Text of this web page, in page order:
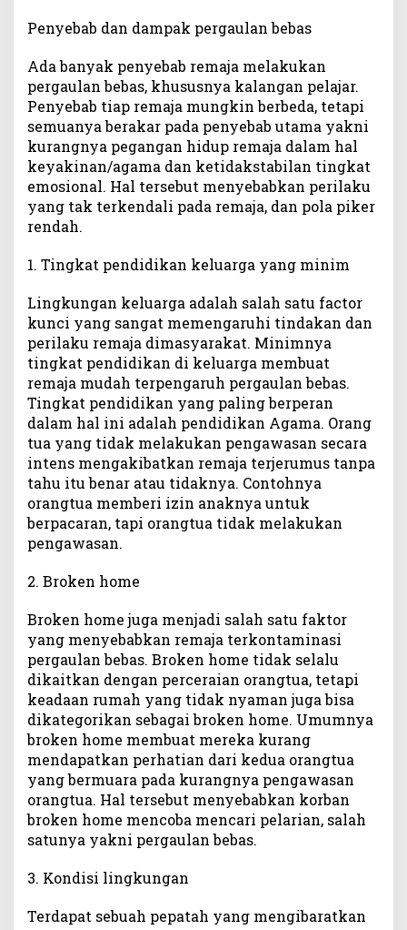
Penyebab dan dampak pergaulan bebas
Ada banyak penyebab remaja melakukan
pergaulan bebas, khususnya kalangan pelajar.
Penyebab tiap remaja mungkin berbeda, tetapi
semuanya berakar pada penyebab utama yakni
kurangnya pegangan hidup remaja dalam hal
keyakinan/agama dan ketidakstabilan tingkat
emosional. Hal tersebut menyebabkan perilaku
yang tak terkendali pada remaja, dan pola piker
rendah.
1. Tingkat pendidikan keluarga yang minim
Lingkungan keluarga adalah salah satu factor
kunci yang sangat memengaruhi tindakan dan
perilaku remaja dimasyarakat. Minimnya
tingkat pendidikan di keluarga membuat
remaja mudah terpengaruh pergaulan bebas.
Tingkat pendidikan yang paling berperan
dalam hal ini adalah pendidikan Agama. Orang
tua yang tidak melakukan pengawasan secara
intens mengakibatkan remaja terjerumus tanpa
tahu itu benar atau tidaknya. Contohnya
orangtua memberi izin anaknya untuk
berpacaran, tapi orangtua tidak melakukan
pengawasan.
2. Broken home
Broken home juga menjadi salah satu faktor
yang menyebabkan remaja terkontaminasi
pergaulan bebas. Broken home tidak selalu
dikaitkan dengan perceraian orangtua, tetapi
keadaan rumah yang tidak nyaman juga bisa
dikategorikan sebagai broken home. Umumnya
broken home membuat mereka kurang
mendapatkan perhatian dari kedua orangtua
yang bermuara pada kurangnya pengawasan
orangtua. Hal tersebut menyebabkan korban
broken home mencoba mencari pelarian, salah
satunya yakni pergaulan bebas.
3. Kondisi lingkungan
Terdapat sebuah pepatah yang mengibaratkan